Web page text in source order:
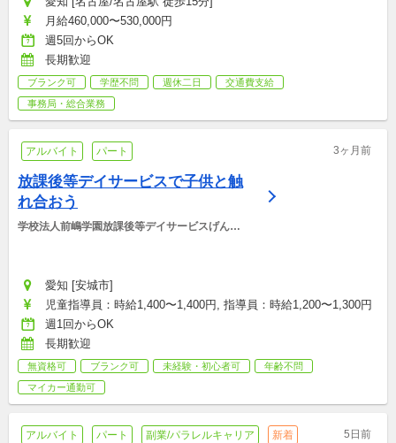
月給460,000〜530,000円
週5回からOK
長期歓迎
ブランク可 学歴不問 週休二日
交通費支給
事務局・総合業務
アルバイト パート 3ヶ月前
放課後等デイサービスで子供と触
れ合おう
学校法人前嶋学園放課後等デイサービスげんき
愛知 [安城市]
児童指導員：時給1,400〜1,400円, 指導員：時給1,200〜1,300円
週1回からOK
長期歓迎
無資格可 ブランク可 未経験・初心者可
年齢不問
マイカー通勤可
アルバイト パート 副業/パラレルキャリア 新着 5日前